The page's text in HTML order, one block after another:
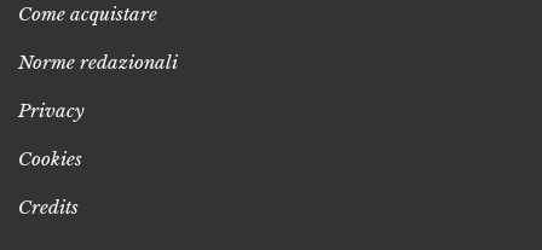
Come acquistare
Norme redazionali
Privacy
Cookies
Credits